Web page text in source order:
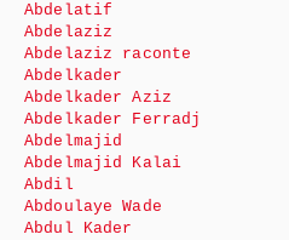
Abdelatif
Abdelaziz
Abdelaziz raconte
Abdelkader
Abdelkader Aziz
Abdelkader Ferradj
Abdelmajid
Abdelmajid Kalai
Abdil
Abdoulaye Wade
Abdul Kader